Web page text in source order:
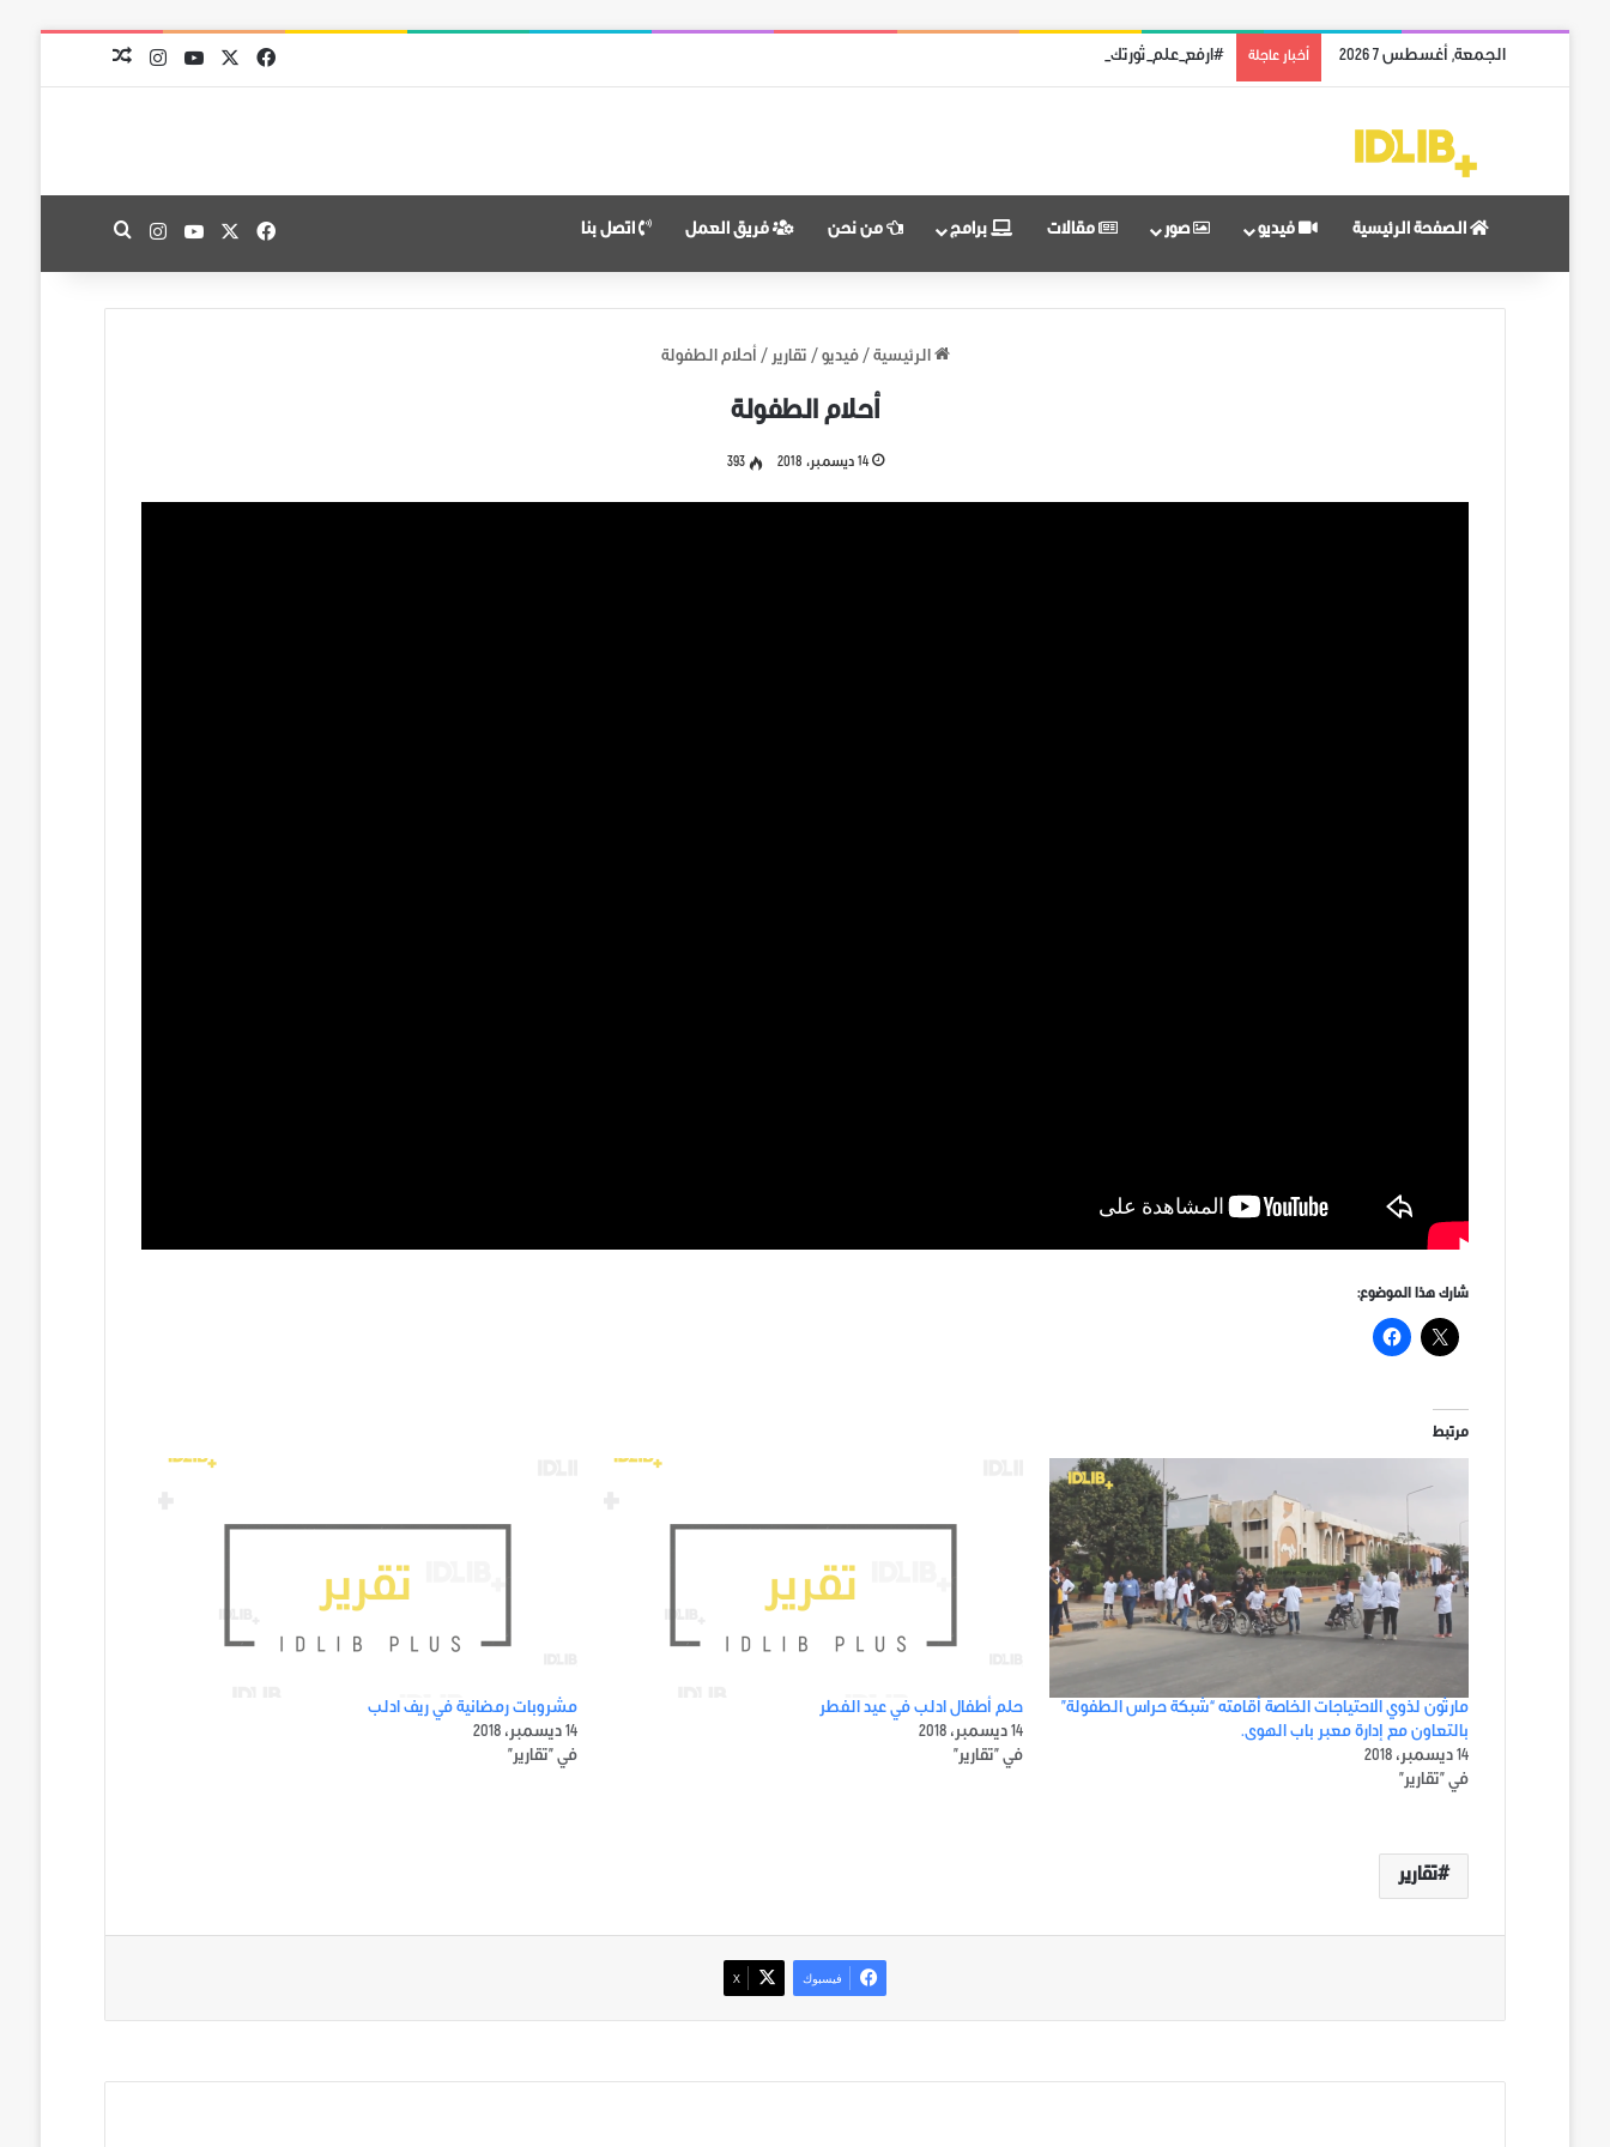
الجمعة, أغسطس 7 2026 أخبار عاجلة #ارفع_علم_ثورتك: رمز النضال ووحدة الهدف فيسبوك
‫X
‫YouTubeانستقراممقال عشوائي
الصفحة الرئيسية فيديو صور مقالات برامج من نحن فريق العمل اتصل بنا فيسبوك
‫X
‫YouTubeانستقرامبحث عن
الرئيسية / فيديو / تقارير / أحلام الطفولة
أحلام الطفولة
14 ديسمبر، 2018 393
شارك هذا الموضوع:
مرتبط
مارثون لذوي الاحتياجات الخاصة أقامته “شبكة حراس الطفولة”
بالتعاون مع إدارة معبر باب الهوى.
14 ديسمبر، 2018
في "تقارير"
حلم أطفال ادلب في عيد الفطر
14 ديسمبر، 2018
في "تقارير"
مشروبات رمضانية في ريف ادلب
14 ديسمبر، 2018
في "تقارير"
تقارير
فيسبوك ‫X